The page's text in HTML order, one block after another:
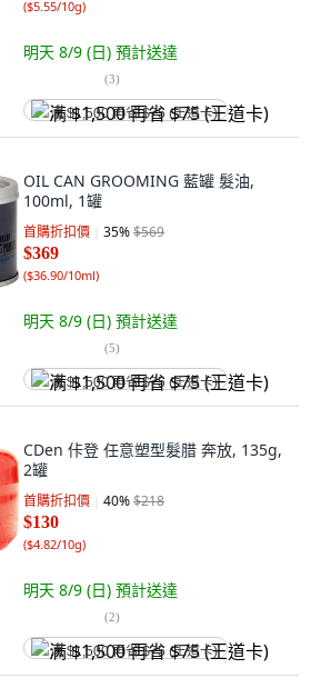
($5.55/10g)
明天 8/9 (日) 預計送達
(3)
满 $1,500 再省 $75 (王道卡)
OIL CAN GROOMING 藍罐 髮油,
100ml, 1罐
首購折扣價 35%$569
$369
($36.90/10ml)
明天 8/9 (日) 預計送達
(5)
满 $1,500 再省 $75 (王道卡)
CDen 佧登 任意塑型髮腊 奔放, 135g,
2罐
首購折扣價 40%$218
$130
($4.82/10g)
明天 8/9 (日) 預計送達
(2)
满 $1,500 再省 $75 (王道卡)